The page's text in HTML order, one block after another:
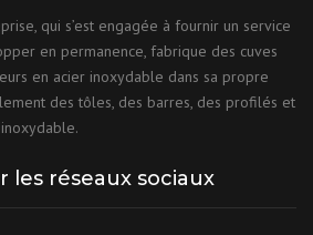
qui s’est engagée à fournir un service
en permanence, fabrique des cuves
en acier inoxydable dans sa propre
des tôles, des barres, des profilés et
les réseaux sociaux